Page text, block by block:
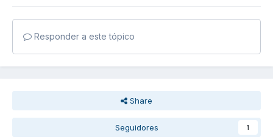
Responder a este tópico
Share
Seguidores 1